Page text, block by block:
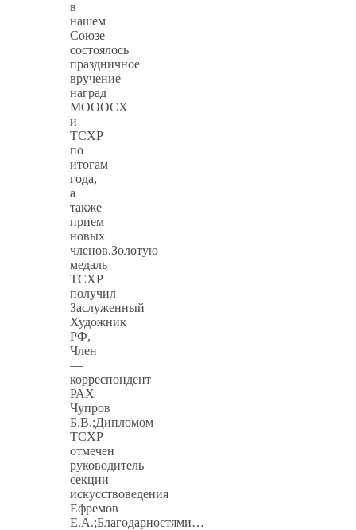
в
нашем
Союзе
состоялось
праздничное
вручение
наград
МОООСХ
и
ТСХР
по
итогам
года,
а
также
прием
новых
членов.Золотую
медаль
ТСХР
получил
Заслуженный
Художник
РФ,
Член
—
корреспондент
РАХ
Чупров
Б.В.;Дипломом
ТСХР
отмечен
руководитель
секции
искусствоведения
Ефремов
Е.А.;Благодарностями…